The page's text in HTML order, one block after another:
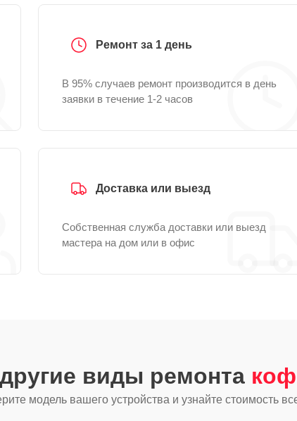
Ремонт за 1 день
В 95% случаев ремонт производится в день
заявки в течение 1-2 часов
Доставка или выезд
Собственная служба доставки или выезд
мастера на дом или в офис
виды ремонта
модель вашего устройства и узнайте стоимость